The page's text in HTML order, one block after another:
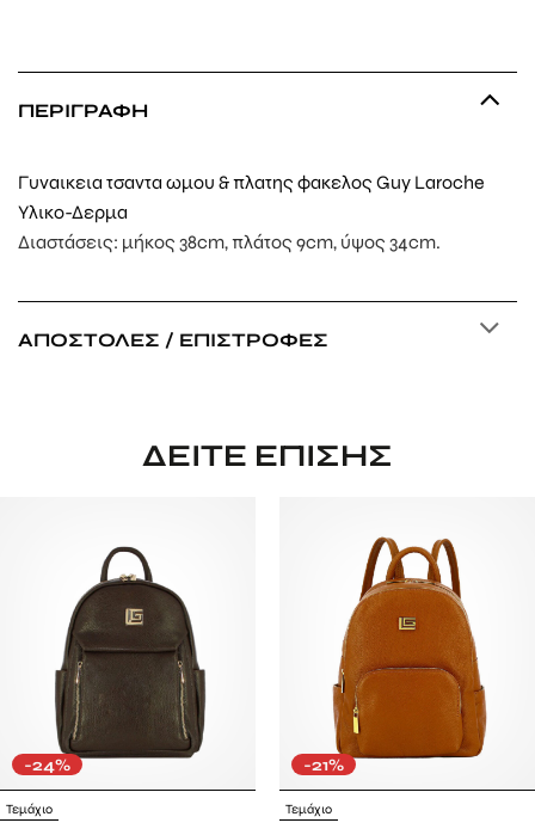
ΠΕΡΙΓΡΑΦΉ
Γυναικεια τσαντα ωμου & πλατης φακελος Guy Laroche
Υλικο-Δερμα
Διαστάσεις: μήκος 38cm, πλάτος 9cm, ύψος 34cm.
ΑΠΟΣΤΟΛΈΣ / ΕΠΙΣΤΡΟΦΈΣ
ΔΕΊΤΕ ΕΠΊΣΗΣ
-24%
Τεμάχιο
-21%
Τεμάχιο